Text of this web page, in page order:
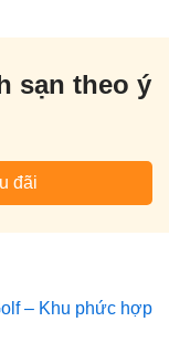
sạn theo ý
đãi
– Khu phức hợp